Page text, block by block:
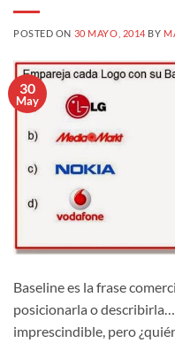
POSTED ON 30 MAYO, 2014 BY
30
May
Baseline es la frase
posicionarla o
imprescindible, pero